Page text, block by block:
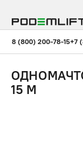
8 (800) 200-78-15+7
15 М